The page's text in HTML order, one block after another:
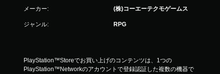
メーカー: (株)コーエーテクモゲームス
ジャンル: RPG
PlayStation™Storeでお買い上げのコンテンツは、1つの
PlayStation™Networkのアカウントで登録認証した複数の機器で